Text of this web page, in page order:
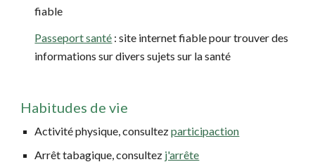
fiable
Passeport santé : site internet fiable pour trouver des
informations sur divers sujets sur la santé
Habitudes de vie
Activité physique, consultezparticipaction
Arrêt tabagique, consultez j'arrête